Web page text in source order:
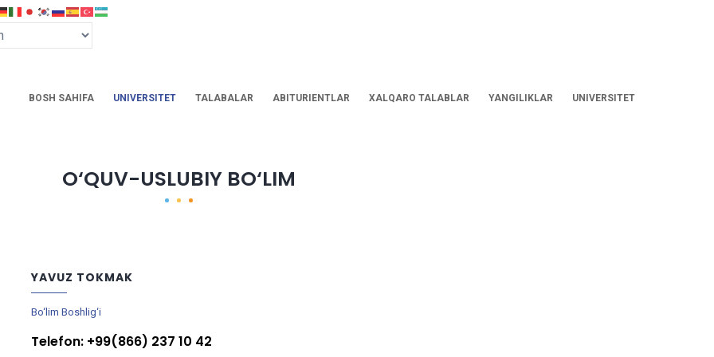
BOSH SAHIFA UNIVERSITET TALABALAR ABITURIENTLAR XALQARO TALABLAR YANGILIKLAR UNIVERSITET
O‘QUV-USLUBIY BO‘LIM
YAVUZ TOKMAK
Bo‘lim Boshlig‘i
Telefon: +99(866) 237 10 42